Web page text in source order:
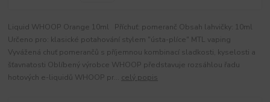
Liquid WHOOP Orange 10ml Příchuť: pomeranč Obsah lahvičky: 10ml
Určeno pro: klasické potahování stylem "ústa-plíce" MTL vaping
Vyvážená chuť pomerančů s příjemnou kombinací sladkosti, kyselosti a
šťavnatosti Oblíbený výrobce WHOOP představuje rozsáhlou řadu
hotových e-liquidů WHOOP pr... celý popis